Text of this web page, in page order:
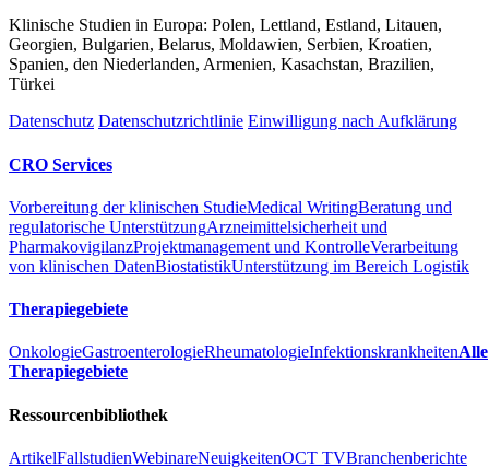
Klinische Studien in Europa: Polen, Lettland, Estland, Litauen,
Georgien, Bulgarien, Belarus, Moldawien, Serbien, Kroatien,
Spanien, den Niederlanden, Armenien, Kasachstan, Brazilien,
Türkei
Datenschutz Datenschutzrichtlinie Einwilligung nach Aufklärung
CRO Services
Vorbereitung der klinischen StudieMedical WritingBeratung und
regulatorische UnterstützungArzneimittelsicherheit und
PharmakovigilanzProjektmanagement und KontrolleVerarbeitung
von klinischen DatenBiostatistikUnterstützung im Bereich Logistik
Therapiegebiete
OnkologieGastroenterologieRheumatologieInfektionskrankheitenAlle
Therapiegebiete
Ressourcenbibliothek
ArtikelFallstudienWebinareNeuigkeitenOCT TVBranchenberichte